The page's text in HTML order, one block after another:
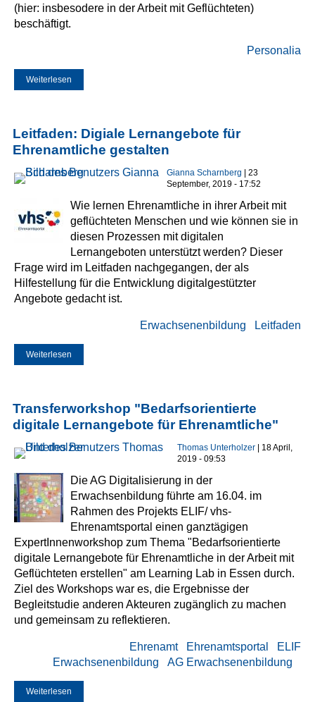
(hier: insbesodere in der Arbeit mit Geflüchteten)
beschäftigt.
Personalia
Weiterlesen
Leitfaden: Digiale Lernangebote für
Ehrenamtliche gestalten
Gianna Scharnberg | 23
September, 2019 - 17:52
Wie lernen Ehrenamtliche in ihrer Arbeit mit
geflüchteten Menschen und wie können sie in
diesen Prozessen mit digitalen
Lernangeboten unterstützt werden? Dieser
Frage wird im Leitfaden nachgegangen, der als
Hilfestellung für die Entwicklung digitalgestützter
Angebote gedacht ist.
Leitfaden
Erwachsenenbildung
Weiterlesen
gestalten
Transferworkshop "Bedarfsorientierte
digitale Lernangebote für Ehrenamtliche"
Thomas Unterholzer| 18 April,
2019 - 09:53
Die AG Digitalisierung in der
Erwachsenbildung führte am 16.04. im
Rahmen des Projekts ELIF/ vhs-
Ehrenamtsportal einen ganztägigen
ExpertInnenworkshop zum Thema "Bedarfsorientierte
digitale Lernangebote für Ehrenamtliche in der Arbeit mit
Geflüchteten erstellen" am Learning Lab in Essen durch.
Ziel des Workshops war es, die Ergebnisse der
Begleitstudie anderen Akteuren zugänglich zu machen
und gemeinsam zu reflektieren.
ELIF
Ehrenamtsportal
Ehrenamt
AG Erwachsenenbildung
Erwachsenenbildung
Weiterlesen